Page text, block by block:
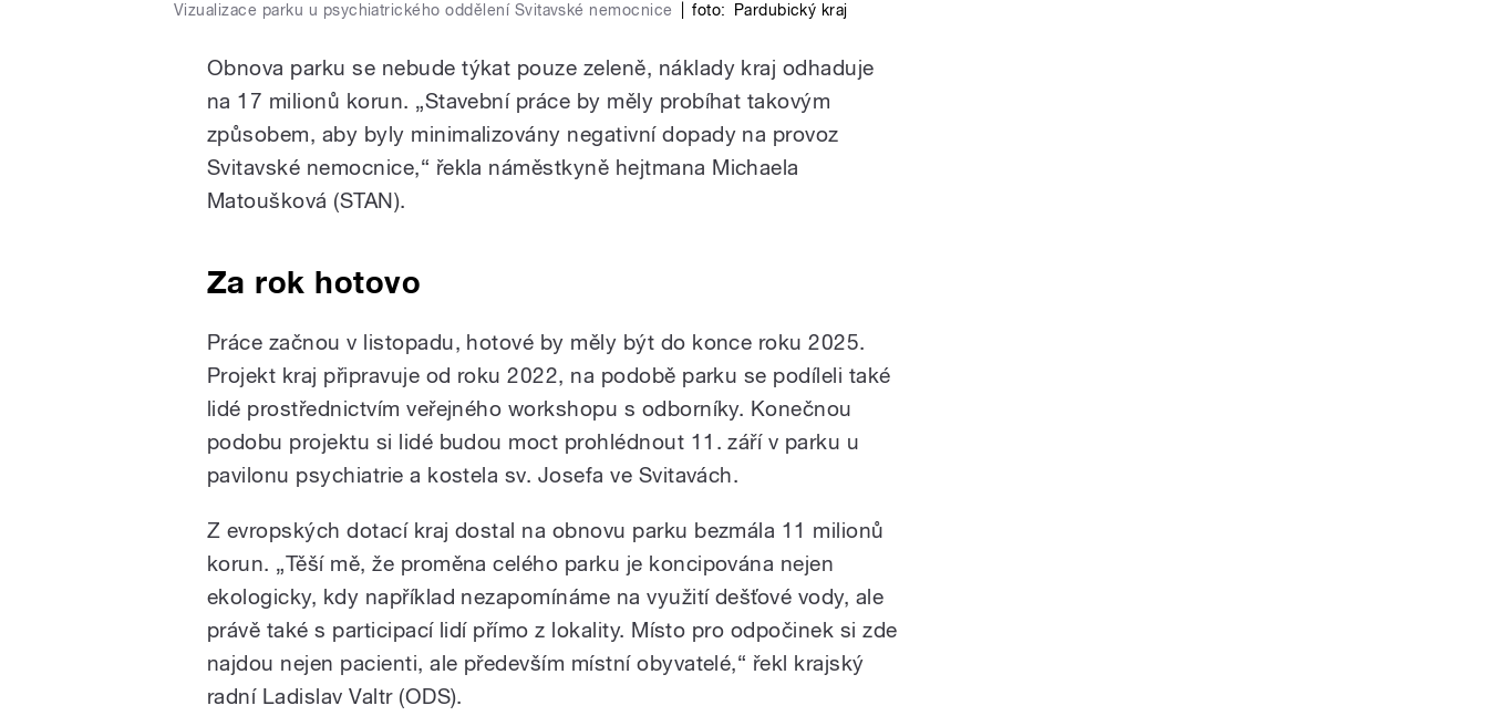
Vizualizace parku u psychiatrického oddělení Svitavské nemocnice foto: Pardubický kraj
Obnova parku se nebude týkat pouze zeleně, náklady kraj odhaduje
na 17 milionů korun. „Stavební práce by měly probíhat takovým
způsobem, aby byly minimalizovány negativní dopady na provoz
Svitavské nemocnice,“ řekla náměstkyně hejtmana Michaela
Matoušková (STAN).
Za rok hotovo
Práce začnou v listopadu, hotové by měly být do konce roku 2025.
Projekt kraj připravuje od roku 2022, na podobě parku se podíleli také
lidé prostřednictvím veřejného workshopu s odborníky. Konečnou
podobu projektu si lidé budou moct prohlédnout 11. září v parku u
pavilonu psychiatrie a kostela sv. Josefa ve Svitavách.
Z evropských dotací kraj dostal na obnovu parku bezmála 11 milionů
korun. „Těší mě, že proměna celého parku je koncipována nejen
ekologicky, kdy například nezapomínáme na využití dešťové vody, ale
právě také s participací lidí přímo z lokality. Místo pro odpočinek si zde
najdou nejen pacienti, ale především místní obyvatelé,“ řekl krajský
radní Ladislav Valtr (ODS).